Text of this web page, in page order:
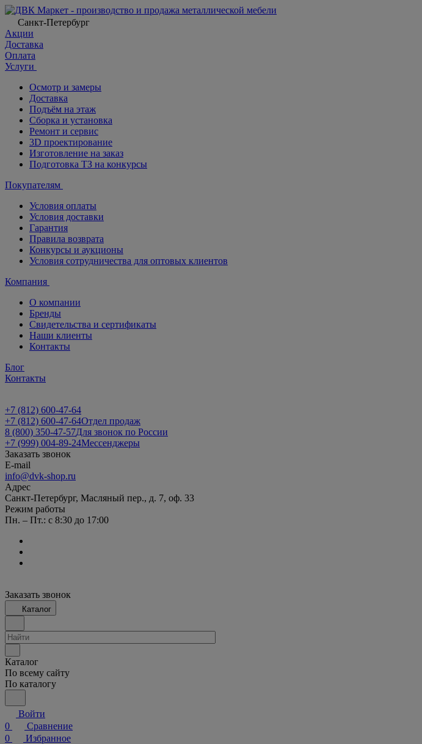
Санкт-Петербург
Акции
Доставка
Оплата
Услуги
Осмотр и замеры
Доставка
Подъём на этаж
Сборка и установка
Ремонт и сервис
3D проектирование
Изготовление на заказ
Подготовка ТЗ на конкурсы
Покупателям
Условия оплаты
Условия доставки
Гарантия
Правила возврата
Конкурсы и аукционы
Условия сотрудничества для оптовых клиентов
Компания
О компании
Бренды
Свидетельства и сертификаты
Наши клиенты
Контакты
Блог
Контакты
+7 (812) 600-47-64
+7 (812) 600-47-64Отдел продаж
8 (800) 350-47-57Для звонок по России
+7 (999) 004-89-24Мессенджеры
Заказать звонок
E-mail
info@dvk-shop.ru
Адрес
Санкт-Петербург, Масляный пер., д. 7, оф. 33
Режим работы
Пн. – Пт.: с 8:30 до 17:00
Заказать звонок
Каталог
Каталог
По всему сайту
По каталогу
Войти
0
Сравнение
0
Избранное